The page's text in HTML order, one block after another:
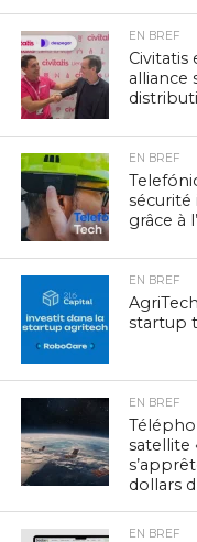
EN BREF
Civitatis
alliance
EN BREF
sécurité
grâce à
EN BREF
startup
EN BREF
satellite
dollars
EN BREF